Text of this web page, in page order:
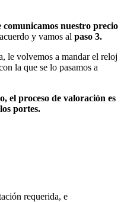
comunicamos nuestro precio
y vamos al paso 3.
le volvemos a mandar el reloj
la que se lo pasamos a
el proceso de valoración es
portes.
requerida, e